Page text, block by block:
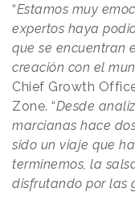
“Estamos muy
expertos haya
que se encuentran
creación con el
Chief Growth
Zone. “Desde
marcianas hace
sido un viaje que
terminemos, la
disfrutando por las